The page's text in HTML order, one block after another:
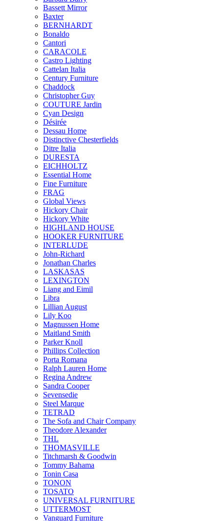
Bassett Mirror
Baxter
BERNHARDT
Bonaldo
Cantori
CARACOLE
Castro Lighting
Cattelan Italia
Century Furniture
Chaddock
Christopher Guy
COUTURE Jardin
Cyan Design
Désirée
Dessau Home
Distinctive Chesterfields
Ditre Italia
DURESTA
EICHHOLTZ
Essential Home
Fine Furniture
FRAG
Global Views
Hickory Chair
Hickory White
HIGHLAND HOUSE
HOOKER FURNITURE
INTERLUDE
John-Richard
Jonathan Charles
LASKASAS
LEXINGTON
Liang and Eimil
Libra
Lillian August
Lily Koo
Magnussen Home
Maitland Smith
Parker Knoll
Phillips Collection
Porta Romana
Ralph Lauren Home
Regina Andrew
Sandra Cooper
Sevensedie
Steel Marque
TETRAD
The Sofa and Chair Company
Theodore Alexander
THL
THOMASVILLE
Titchmarsh & Goodwin
Tommy Bahama
Tonin Casa
TONON
TOSATO
UNIVERSAL FURNITURE
UTTERMOST
Vanguard Furniture